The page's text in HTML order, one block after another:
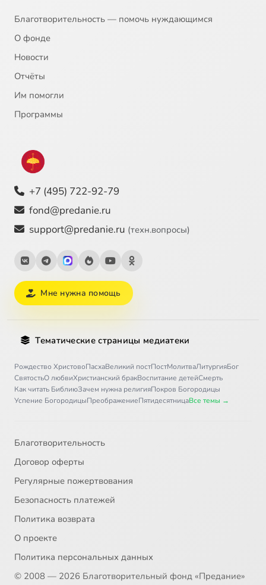
Благотворительность — помочь нуждающимся
О фонде
Новости
Отчёты
Им помогли
Программы
+7 (495) 722-92-79
fond@predanie.ru
support@predanie.ru (техн.вопросы)
Мне нужна помощь
Тематические страницы медиатеки
Рождество ХристовоПасхаВеликий постПостМолитваЛитургияБог
СвятостьО любвиХристианский бракВоспитание детейСмерть
Как читать БиблиюЗачем нужна религияПокров Богородицы
Успение БогородицыПреображениеПятидесятницаВсе темы →
Благотворительность
Договор оферты
Регулярные пожертвования
Безопасность платежей
Политика возврата
О проекте
Политика персональных данных
© 2008 — 2026 Благотворительный фонд «Предание»